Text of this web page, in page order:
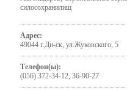
силосохранилищ
Адрес:
49044 г.Дн-ск, ул.Жуковского, 5
Телефон(ы):
(056) 372-34-12, 36-90-27